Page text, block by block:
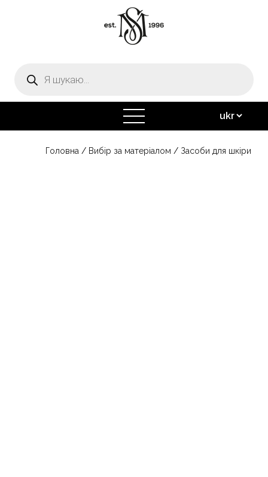
товарів
відкрити
меню
Головна / Вибір за матеріалом / Засоби для шкіри